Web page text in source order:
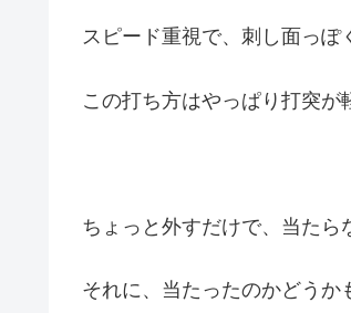
スピード重視で、刺し面っぽ
この打ち方はやっぱり打突が
ちょっと外すだけで、当たら
それに、当たったのかどう